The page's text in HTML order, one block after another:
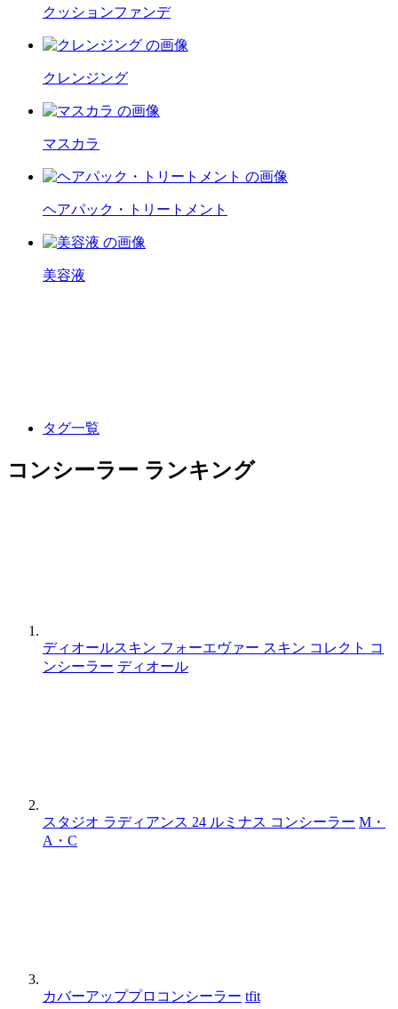
クッションファンデ
クレンジング
マスカラ
ヘアパック・トリートメント
美容液
タグ一覧
コンシーラー ランキング
ディオールスキン フォーエヴァー スキン コレクト コ
ンシーラー ディオール
スタジオ ラディアンス 24 ルミナス コンシーラー M・
A・C
カバーアッププロコンシーラー tfit